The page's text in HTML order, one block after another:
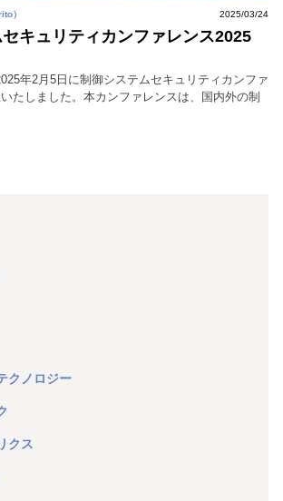
） 2025/03/24
キュリティカンファレンス2025
年2月5日に制御システムセキュリティカンファ
たしました。本カンファレンスは、国内外の制
クノロジー
クス